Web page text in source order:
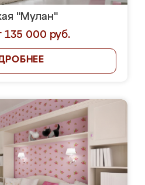
"Мулан"
135 000 руб.